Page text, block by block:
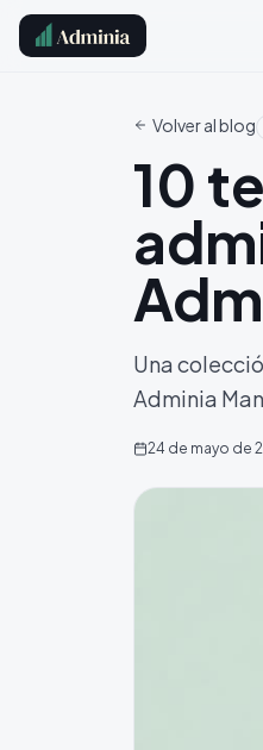
Volver al blog
10
Una
Adminia
24 de mayo de